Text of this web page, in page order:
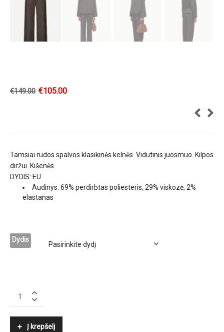
€149.00 €105.00
Tamsiai rudos spalvos klasikinės kelnės. Vidutinis juosmuo. Kilpos
diržui. Kišenės.
DYDIS: EU
Audinys: 69% perdirbtas poliesteris, 29% viskozė, 2%
elastanas
Dydis
SAMSØE
Į krepšelį